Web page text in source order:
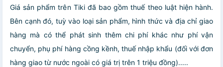
Giá sản phẩm trên Tiki đã bao gồm thuế theo luật hiện hành.
Bên cạnh đó, tuỳ vào loại sản phẩm, hình thức và địa chỉ giao
hàng mà có thể phát sinh thêm chi phí khác như phí vận
chuyển, phụ phí hàng cồng kềnh, thuế nhập khẩu (đối với đơn
hàng giao từ nước ngoài có giá trị trên 1 triệu đồng).....